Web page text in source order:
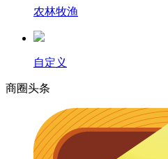
农林牧渔
自定义
商圈头条